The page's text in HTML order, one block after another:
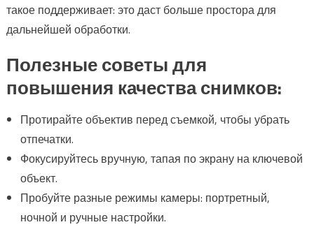
такое поддерживает: это даст больше простора для
дальнейшей обработки.
Полезные советы для
повышения качества снимков:
Протирайте объектив перед съемкой, чтобы убрать
отпечатки.
Фокусируйтесь вручную, тапая по экрану на ключевой
объект.
Пробуйте разные режимы камеры: портретный,
ночной и ручные настройки.